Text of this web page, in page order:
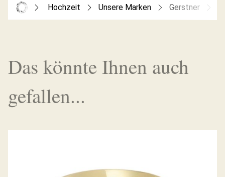
Hochzeit Unsere Marken Gerstner
Das könnte Ihnen auch
gefallen...